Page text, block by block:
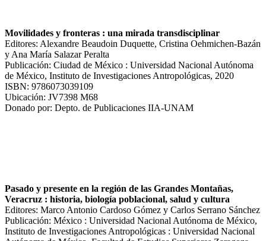
Movilidades y fronteras : una mirada transdisciplinar
Editores: Alexandre Beaudoin Duquette, Cristina Oehmichen-Bazán
y Ana María Salazar Peralta
Publicación: Ciudad de México : Universidad Nacional Autónoma
de México, Instituto de Investigaciones Antropológicas, 2020
ISBN: 9786073039109
Ubicación: JV7398 M68
Donado por: Depto. de Publicaciones IIA-UNAM
Pasado y presente en la región de las Grandes Montañas,
Veracruz : historia, biología poblacional, salud y cultura
Editores: Marco Antonio Cardoso Gómez y Carlos Serrano Sánchez
Publicación: México : Universidad Nacional Autónoma de México,
Instituto de Investigaciones Antropológicas : Universidad Nacional